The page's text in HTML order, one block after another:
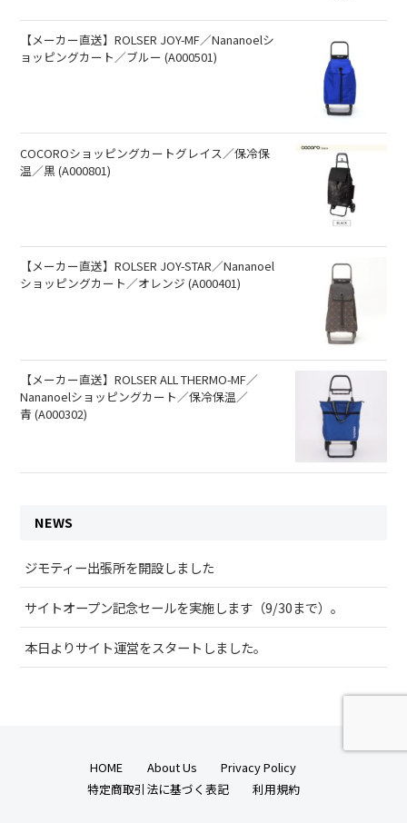
【メーカー直送】ROLSER JOY-MF／Nananoelシ
ョッピングカート／ブルー (A000501)
COCOROショッピングカートグレイス／保冷保
温／黒 (A000801)
【メーカー直送】ROLSER JOY-STAR／Nananoel
ショッピングカート／オレンジ (A000401)
【メーカー直送】ROLSER ALL THERMO-MF／
Nananoelショッピングカート／保冷保温／
青 (A000302)
NEWS
ジモティー出張所を開設しました
サイトオープン記念セールを実施します（9/30まで）。
本日よりサイト運営をスタートしました。
HOME About Us
Privacy Policy
特定商取引法に基づく表記
利用規約